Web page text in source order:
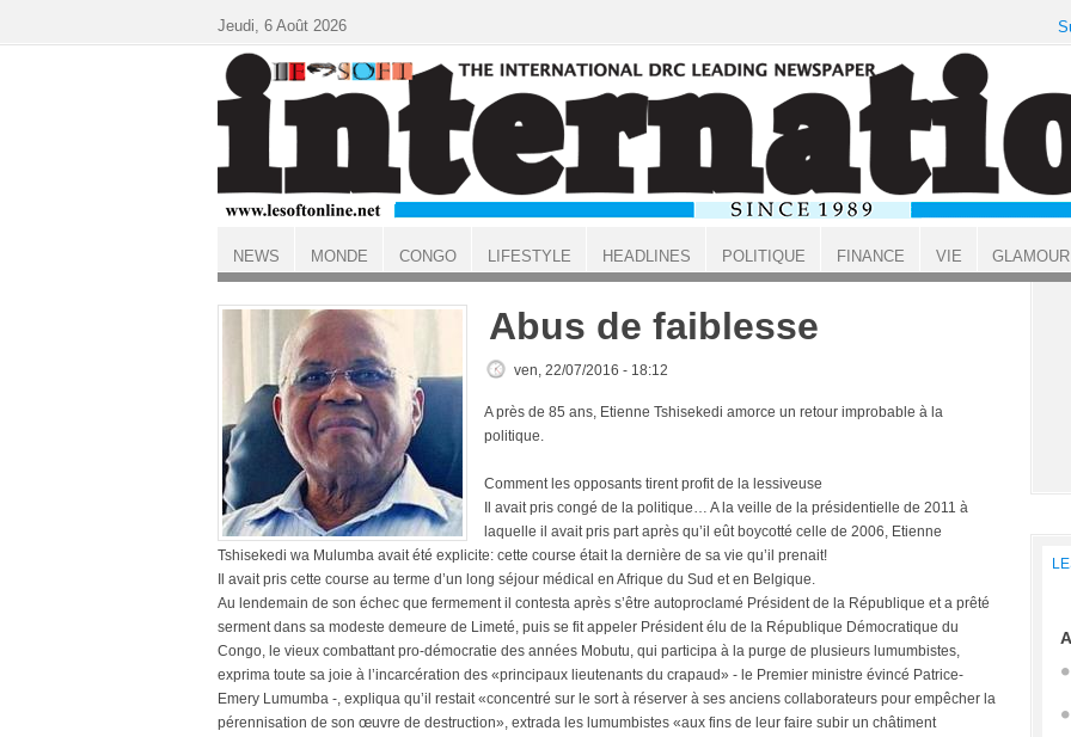
ACCUEIL
Abus de faiblesse
ven, 22/07/2016 - 18:12
A près de 85 ans, Etienne Tshisekedi amorce un retour improbable à la
politique.
Comment les opposants tirent profit de la lessiveuse
Il avait pris congé de la politique… A la veille de la présidentielle de 2011 à
laquelle il avait pris part après qu’il eût boycotté celle de 2006, Etienne
Tshisekedi wa Mulumba avait été explicite: cette course était la dernière de sa vie qu’il prenait!
Il avait pris cette course au terme d’un long séjour médical en Afrique du Sud et en Belgique.
Au lendemain de son échec que fermement il contesta après s’être autoproclamé Président de la République et a prêté
serment dans sa modeste demeure de Limeté, puis se fit appeler Président élu de la République Démocratique du
Congo, le vieux combattant pro-démocratie des années Mobutu, qui participa à la purge de plusieurs lumumbistes,
exprima toute sa joie à l’incarcération des «principaux lieutenants du crapaud» - le Premier ministre évincé Patrice-
Emery Lumumba -, expliqua qu’il restait «concentré sur le sort à réserver à ses anciens collaborateurs pour empêcher la
pérennisation de son œuvre de destruction», extrada les lumumbistes «aux fins de leur faire subir un châtiment
Jeudi, 6 Août 2026
NEWS MONDE CONGO LIFESTYLE HEADLINES POLITIQUE FINANCE VIE GLAMOUR